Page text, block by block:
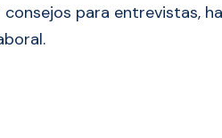
para entrevistas,